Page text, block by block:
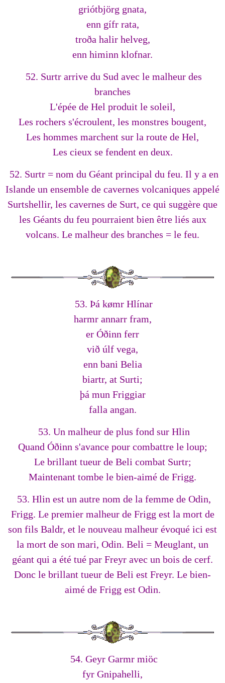
griótbjörg gnata,
enn gífr rata,
troða halir helveg,
enn himinn klofnar.
52. Surtr arrive du Sud avec le malheur des
branches
L'épée de Hel produit le soleil,
Les rochers s'écroulent, les monstres bougent,
Les hommes marchent sur la route de Hel,
Les cieux se fendent en deux.
52. Surtr = nom du Géant principal du feu. Il y a en
Islande un ensemble de cavernes volcaniques appelé
Surtshellir, les cavernes de Surt, ce qui suggère que
les Géants du feu pourraient bien être liés aux
volcans. Le malheur des branches = le feu.
53. Þá kømr Hlínar
harmr annarr fram,
er Óðinn ferr
við úlf vega,
enn bani Belia
biartr, at Surti;
þá mun Friggiar
falla angan.
53. Un malheur de plus fond sur Hlin
Quand Óðinn s'avance pour combattre le loup;
Le brillant tueur de Beli combat Surtr;
Maintenant tombe le bien-aimé de Frigg.
53. Hlin est un autre nom de la femme de Odin,
Frigg. Le premier malheur de Frigg est la mort de
son fils Baldr, et le nouveau malheur évoqué ici est
la mort de son mari, Odin. Beli = Meuglant, un
géant qui a été tué par Freyr avec un bois de cerf.
Donc le brillant tueur de Beli est Freyr. Le bien-
aimé de Frigg est Odin.
54. Geyr Garmr miöc
fyr Gnipahelli,